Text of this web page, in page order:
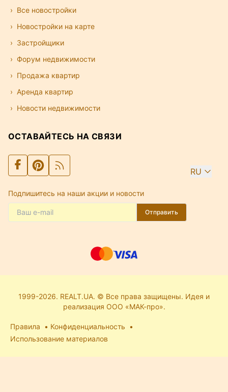
Все новостройки
Новостройки на карте
Застройщики
Форум недвижимости
Продажа квартир
Аренда квартир
Новости недвижимости
ОСТАВАЙТЕСЬ НА СВЯЗИ
RU
Подпишитесь на наши акции и новости
Отправить
1999-2026. REALT.UA. © Все права защищены. Идея и
реализация ООО «МАК-про».
Правила
Конфиденциальность
Использование материалов